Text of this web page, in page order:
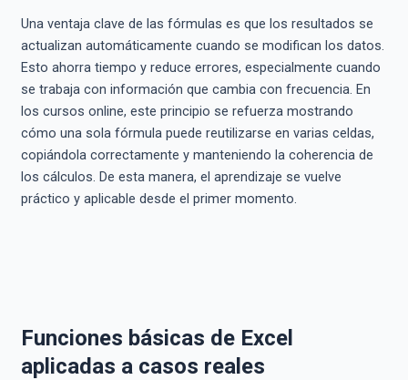
Una ventaja clave de las fórmulas es que los resultados se
actualizan automáticamente cuando se modifican los datos.
Esto ahorra tiempo y reduce errores, especialmente cuando
se trabaja con información que cambia con frecuencia. En
los cursos online, este principio se refuerza mostrando
cómo una sola fórmula puede reutilizarse en varias celdas,
copiándola correctamente y manteniendo la coherencia de
los cálculos. De esta manera, el aprendizaje se vuelve
práctico y aplicable desde el primer momento.
Funciones básicas de Excel
aplicadas a casos reales